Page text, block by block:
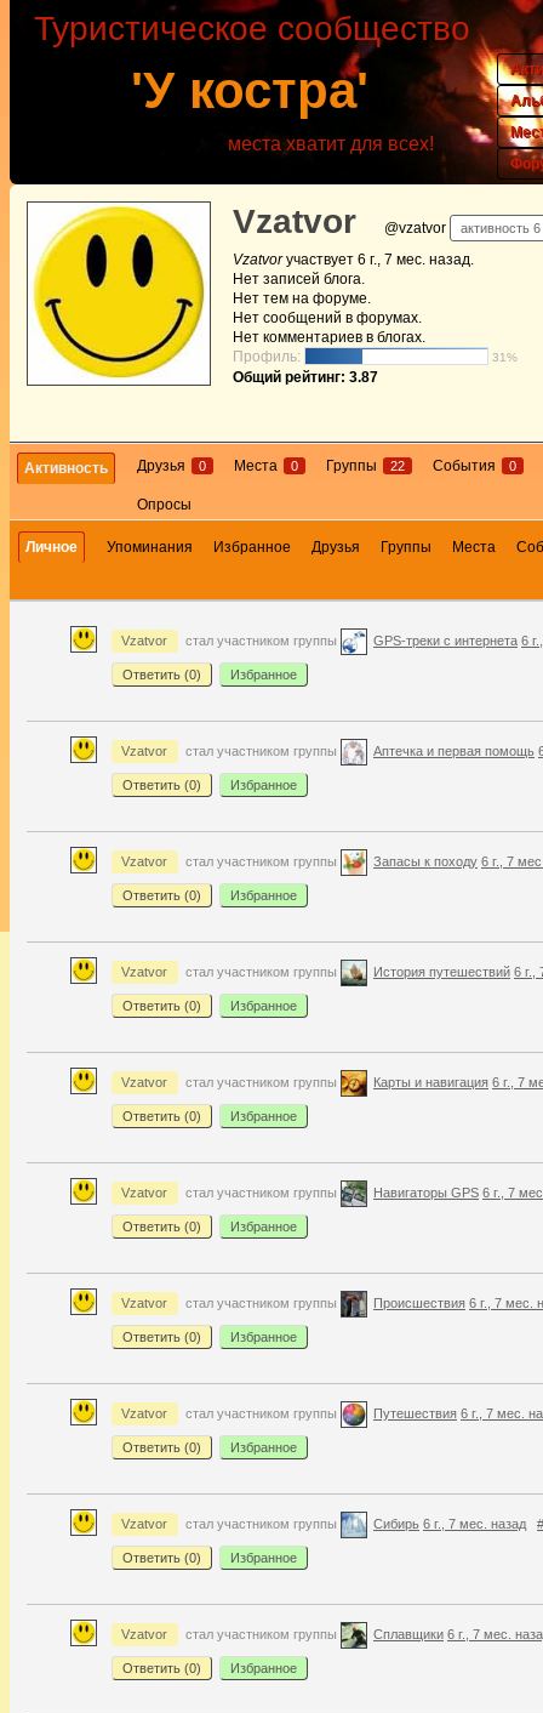
'У костра'
Туристическое сообщество
места хватит для всех!
Vzatvor @vzatvor активность
Vzatvorучаствует 6 г., 7 мес. назад.
Нет записей блога.
Нет тем на форуме.
Нет сообщений в форумах.
Нет комментариев в блогах.
Профиль:
31%
Общий рейтинг: 3.87
Активность Друзья 0 Места 0 Группы 22 События 0
Опросы
Личное Упоминания Избранное Друзья Группы Места
Vzatvor стал участником группы GPS-треки с интернета 6
Ответить (0) Избранное
Vzatvor стал участником группы Аптечка и первая помощь
Ответить (0) Избранное
Vzatvor стал участником группы Запасы к походу 6 г., 7
Ответить (0) Избранное
Vzatvor стал участником группы История путешествий 6 г.,
Ответить (0) Избранное
Vzatvor стал участником группы Карты и навигация 6 г., 7
Ответить (0) Избранное
Vzatvor стал участником группы Навигаторы GPS 6 г., 7
Ответить (0) Избранное
Vzatvor стал участником группы Происшествия 6 г., 7 мес.
Ответить (0) Избранное
Vzatvor стал участником группы Путешествия 6 г., 7 мес.
Ответить (0) Избранное
Vzatvor стал участником группы Сибирь 6 г., 7 мес. назад #
Ответить (0) Избранное
Vzatvor стал участником группы Сплавщики 6 г., 7 мес.
Ответить (0) Избранное